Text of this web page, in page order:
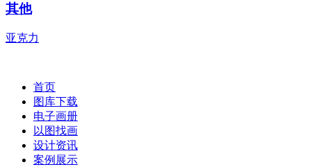
其他
亚克力
首页
图库下载
电子画册
以图找画
设计资讯
案例展示